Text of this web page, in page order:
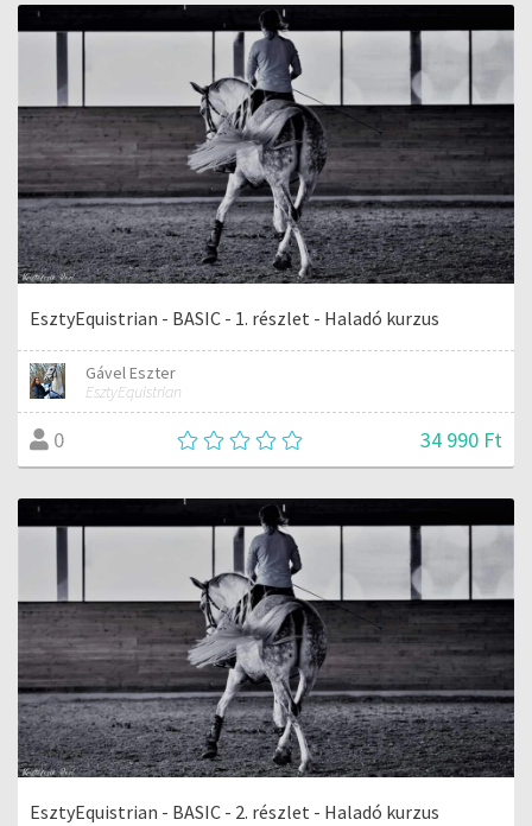
EsztyEquistrian - BASIC - 1. részlet - Haladó kurzus
Gável Eszter
EsztyEquistrian
0 34 990 Ft
EsztyEquistrian - BASIC - 2. részlet - Haladó kurzus